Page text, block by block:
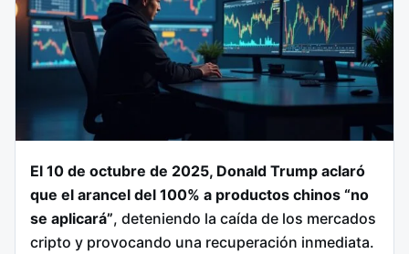
El 10 de octubre de 2025, Donald Trump aclaró
que el arancel del 100% a productos chinos “no
se aplicará”, deteniendo la caída de los mercados
cripto y provocando una recuperación inmediata.